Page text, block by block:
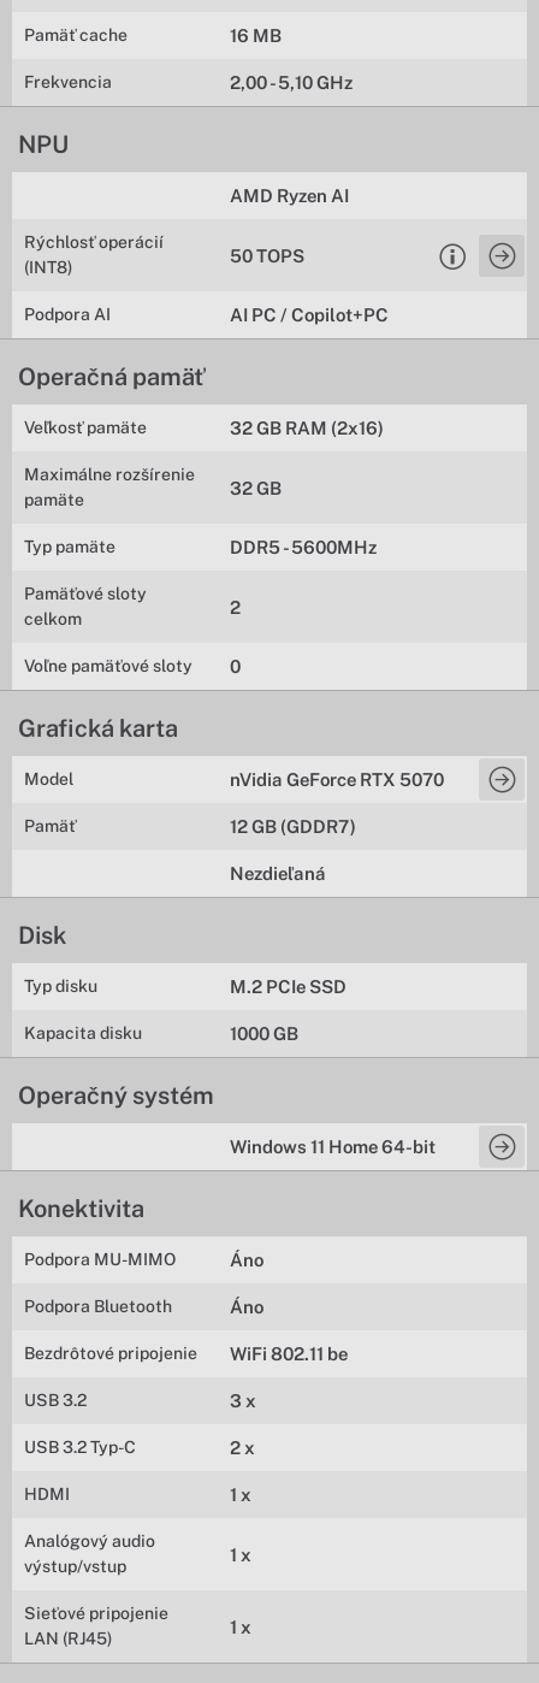
Pamäť cache 16 MB
Frekvencia 2,00 - 5,10 GHz
NPU
AMD Ryzen AI
Rýchlosť operácií
(INT8)
50 TOPS
Podpora AI AI PC / Copilot+PC
Operačná pamäť
Veľkosť pamäte 32 GB RAM (2x16)
Maximálne rozšírenie
pamäte
32 GB
Typ pamäte DDR5 - 5600MHz
Pamäťové sloty
celkom
2
Voľne pamäťové sloty 0
Grafická karta
Model nVidia GeForce RTX 5070
Pamäť 12 GB (GDDR7)
Nezdieľaná
Disk
Typ disku M.2 PCIe SSD
Kapacita disku 1000 GB
Operačný systém
Windows 11 Home 64-bit
Konektivita
Podpora MU-MIMO Áno
Podpora Bluetooth Áno
Bezdrôtové pripojenie WiFi 802.11 be
USB 3.2 3 x
USB 3.2 Typ-C 2 x
HDMI 1 x
Analógový audio
výstup/vstup
1 x
Sieťové pripojenie
LAN (RJ45)
1 x